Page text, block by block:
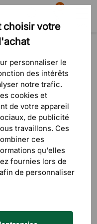
choisir votre
personnaliser le
des intérêts
notre trafic.
cookies et
de votre appareil
de publicité
travaillons. Ces
ces
qu'elles
fournies lors de
de personnaliser
Recherche
81
Panier
clients